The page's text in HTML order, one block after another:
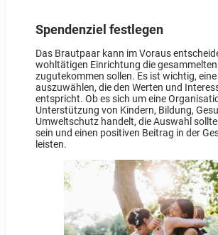
Spendenziel festlegen
Das Brautpaar kann im Voraus
wohltätigen Einrichtung die gesammelten
zugutekommen sollen. Es ist wichtig,
auszuwählen, die den Werten und
entspricht. Ob es sich um eine
Unterstützung von Kindern, Bildung,
Umweltschutz handelt, die Auswahl
sein und einen positiven Beitrag in der
leisten.